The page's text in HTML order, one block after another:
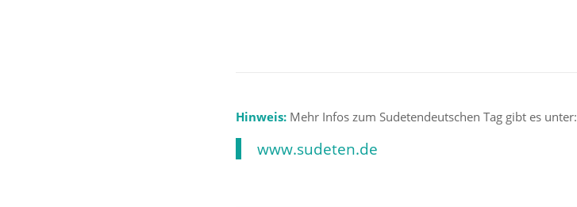
Hinweis: Mehr Infos zum Sudetendeutschen Tag gibt es unter:
www.sudeten.de